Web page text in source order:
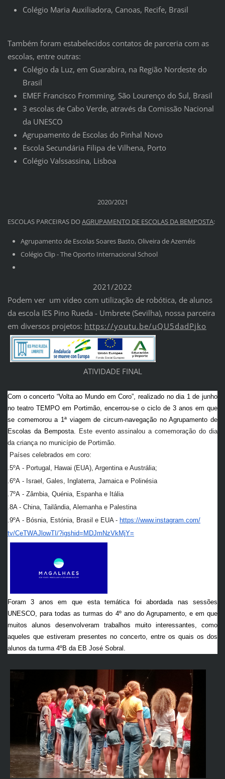
Colégio Maria Auxiliadora, Canoas, Recife, Brasil
Também foram estabelecidos contatos de parceria com as
escolas, entre outras:
Colégio da Luz, em Guarabira, na Região Nordeste do
Brasil
EMEF Francisco Fromming, São Lourenço do Sul, Brasil
3 escolas de Cabo Verde, através da Comissão Nacional
da UNESCO
Agrupamento de Escolas do Pinhal Novo
Escola Secundária Filipa de Vilhena, Porto
Colégio Valssassina, Lisboa
2020/2021
ESCOLAS PARCEIRAS DOAGRUPAMENTO DE ESCOLAS DA BEMPOSTA:
Agrupamento de Escolas Soares Basto, Oliveira de Azeméis
Colégio Clip - The Oporto Internacional School
2021/2022
Podem ver um video com utilização de robótica, de alunos
da escola IES Pino Rueda - Umbrete (Sevilha), nossa parceira
em diversos projetos: https://youtu.be/uQU5dadPjko
ATIVIDADE FINAL
Com o concerto “Volta ao Mundo em Coro”, realizado no dia 1 de junho
no teatro TEMPO em Portimão, encerrou-se o ciclo de 3 anos em que
se comemorou a 1ª viagem de circum-navegação no Agrupamento de
Escolas da Bemposta. Este evento assinalou a comemoração do dia
da criança no município de Portimão.
Países celebrados em coro:
.5ºA - Portugal, Hawai (EUA), Argentina e Austrália;
.6ºA - Israel, Gales, Inglaterra, Jamaica e Polinésia
.7ºA - Zâmbia, Quénia, Espanha e Itália
.8A - China, Tailândia, Alemanha e Palestina
.9ºA - Bósnia, Estónia, Brasil e EUA - https://www.instagram.com/
tv/CeTWAJlowTI/?igshid=MDJmNzVkMjY=
Foram 3 anos em que esta temática foi abordada nas sessões
UNESCO, para todas as turmas do 4º ano do Agrupamento, e em que
muitos alunos desenvolveram trabalhos muito interessantes, como
aqueles que estiveram presentes no concerto, entre os quais os dos
alunos da turma 4ºB da EB José Sobral.